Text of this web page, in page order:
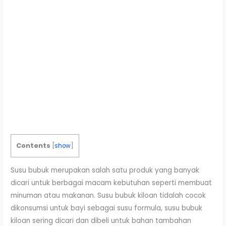
Contents [show
Susu bubuk merupakan salah satu produk yang banyak
dicari untuk berbagai macam kebutuhan seperti membuat
minuman atau makanan. Susu bubuk kiloan tidalah cocok
dikonsumsi untuk bayi sebagai susu formula, susu bubuk
kiloan sering dicari dan dibeli untuk bahan tambahan